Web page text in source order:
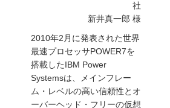
社
新井真一郎 様
2010年2月に発表された世界
最速プロセッサPOWER7を
搭載したIBM Power
Systemsは、メインフレー
ム・レベルの高い信頼性とオ
ーバーヘッド・フリーの仮想